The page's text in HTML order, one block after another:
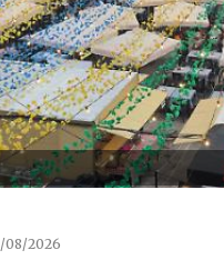
08/2026